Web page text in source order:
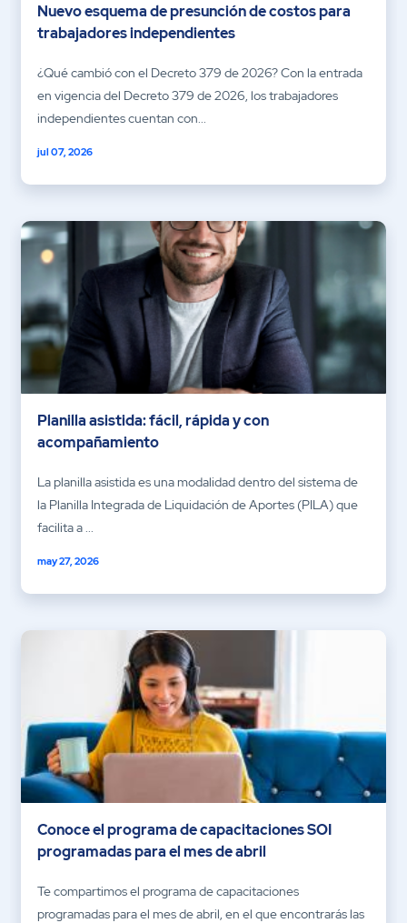
Nuevo esquema de presunción de costos para
trabajadores independientes
¿Qué cambió con el Decreto 379 de 2026? Con la entrada
en vigencia del Decreto 379 de 2026, los trabajadores
independientes cuentan con...
jul 07, 2026
Planilla asistida: fácil, rápida y con
acompañamiento
La planilla asistida es una modalidad dentro del sistema de
la Planilla Integrada de Liquidación de Aportes (PILA) que
facilita a ...
may 27, 2026
Conoce el programa de capacitaciones SOI
programadas para el mes de abril
Te compartimos el programa de capacitaciones
programadas para el mes de abril, en el que encontrarás las